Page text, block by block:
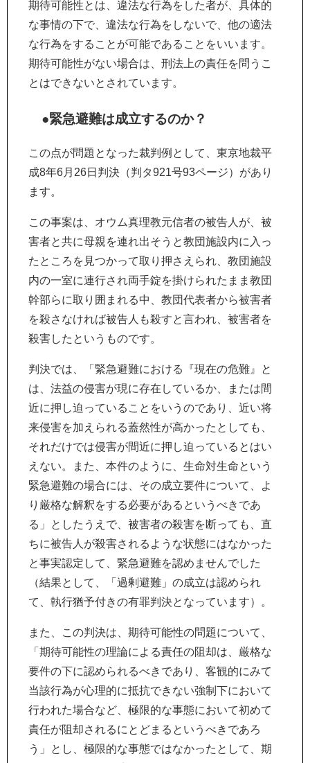
期待可能性とは、違法な行為をした者が、具体的
な事情の下で、違法な行為をしないで、他の適法
な行為をすることが可能であることをいいます。
期待可能性がない場合は、刑法上の責任を問うこ
とはできないとされています。
●緊急避難は成立するのか？
この点が問題となった裁判例として、東京地裁平
成8年6月26日判決（判タ921号93ページ）があり
ます。
この事案は、オウム真理教元信者の被告人が、被
害者と共に母親を連れ出そうと教団施設内に入っ
たところを見つかって取り押さえられ、教団施設
内の一室に連行され両手錠を掛けられたまま教団
幹部らに取り囲まれる中、教団代表者から被害者
を殺さなければ被告人も殺すと言われ、被害者を
殺害したというものです。
判決では、「緊急避難における『現在の危難』と
は、法益の侵害が現に存在しているか、または間
近に押し迫っていることをいうのであり、近い将
来侵害を加えられる蓋然性が高かったとしても、
それだけでは侵害が間近に押し迫っているとはい
えない。また、本件のように、生命対生命という
緊急避難の場合には、その成立要件について、よ
り厳格な解釈をする必要があるというべきであ
る」としたうえで、被害者の殺害を断っても、直
ちに被告人が殺害されるような状態にはなかった
と事実認定して、緊急避難を認めませんでした
（結果として、「過剰避難」の成立は認められ
て、執行猶予付きの有罪判決となっています）。
また、この判決は、期待可能性の問題について、
「期待可能性の理論による責任の阻却は、厳格な
要件の下に認められるべきであり、客観的にみて
当該行為が心理的に抵抗できない強制下において
行われた場合など、極限的な事態において初めて
責任が阻却されるにとどまるというべきであろ
う」とし、極限的な事態ではなかったとして、期